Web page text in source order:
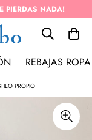
SUPERIOR A 50€
REBAJAS ROPA
PROPIO